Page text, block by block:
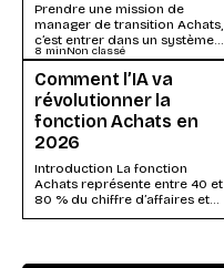
Prendre une mission de
manager de transition Achats,
c’est entrer dans un système
déjà sous tension :
performance en berne,...
8 minNon classé
Comment l’IA va
révolutionner la
fonction Achats en
2026
Introduction La fonction
Achats représente entre 40 et
80 % du chiffre d’affaires et
des impacts RSE d’une